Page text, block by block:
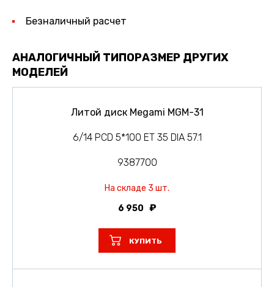
Безналичный расчет
АНАЛОГИЧНЫЙ ТИПОРАЗМЕР ДРУГИХ
МОДЕЛЕЙ
Литой диск Megami MGM-31
6/14 PCD 5*100 ET 35 DIA 57.1
9387700
На складе 3 шт.
6 950
КУПИТЬ